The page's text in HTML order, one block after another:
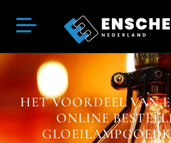
HET VOORDEEL VAN
ONLINE